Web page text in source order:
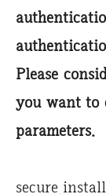
Please
you want to
parameters.